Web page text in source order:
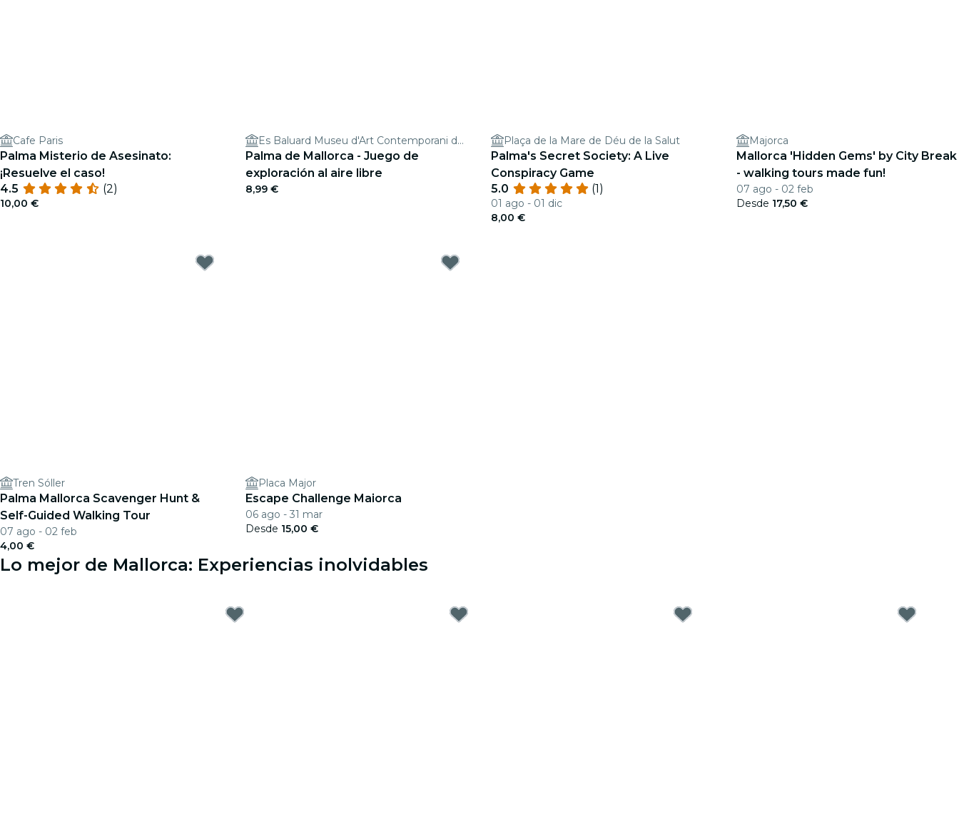
Cafe Paris
Palma Misterio de Asesinato:
¡Resuelve el caso!
4.5
(2)
10,00 €
Es Baluard Museu d'Art Contemporani de Palma
Palma de Mallorca - Juego de
exploración al aire libre
8,99 €
Plaça de la Mare de Déu de la Salut
Palma's Secret Society: A Live
Conspiracy Game
5.0
(1)
01 ago - 01 dic
8,00 €
Majorca
Mallorca 'Hidden Gems' by City Break
- walking tours made fun!
07 ago - 02 feb
Desde 17,50 €
Tren Sóller
Palma Mallorca Scavenger Hunt &
Self-Guided Walking Tour
07 ago - 02 feb
4,00 €
Placa Major
Escape Challenge Maiorca
06 ago - 31 mar
Desde 15,00 €
Lo mejor de Mallorca: Experiencias inolvidables